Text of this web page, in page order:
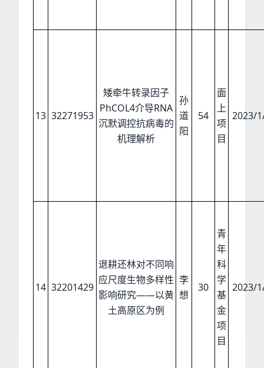
13 32271953
矮牵牛转录因子
PhCOL4介导RNA
沉默调控抗病毒的
机理解析
孙
道
阳
54
面
上
项
目
2023/
14 32201429
退耕还林对不同响
应尺度生物多样性
影响研究——以黄
土高原区为例
李
想
30
青
年
科
学
基
金
项
目
2023/